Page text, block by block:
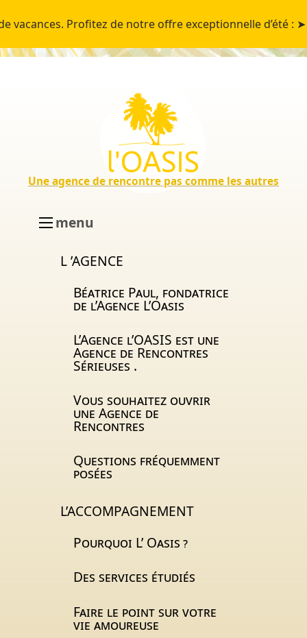
Profitez de notre offre exceptionnelle d’été :➤ Je
Une agence de rencontre pas comme les autres
menu
L ’AGENCE
Béatrice Paul, fondatrice
de l’Agence L’Oasis
L’Agence l’OASIS est une
Agence de Rencontres
Sérieuses .
Vous souhaitez ouvrir
une Agence de
Rencontres
Questions fréquemment
posées
L’ACCOMPAGNEMENT
Pourquoi L’ Oasis?
Des services étudiés
Faire le point sur votre
vie amoureuse